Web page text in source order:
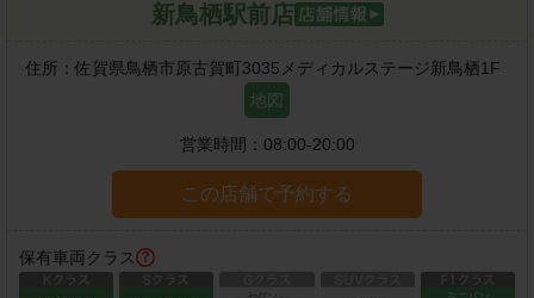
新鳥栖駅前店
住所： 佐賀県鳥栖市原古賀町3035メディカルステージ新鳥栖1F
地図
営業時間： 08:00-20:00
この店舗で予約する
保有車両クラス